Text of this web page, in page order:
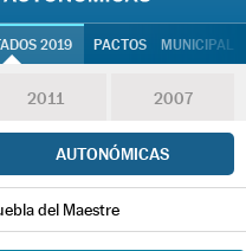
2019 PACTOS
2011 2007
AUTONÓMICAS
del Maestre